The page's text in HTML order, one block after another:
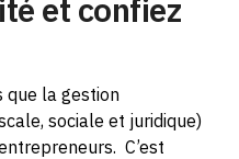
et confiez
que la gestion
sociale et juridique)
C’est